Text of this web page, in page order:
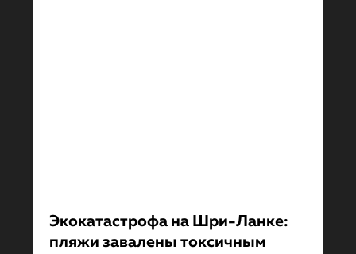
Экокатастрофа на Шри-Ланке:
пляжи завалены токсичным